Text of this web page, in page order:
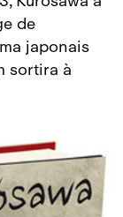
de
japonais
sortira à